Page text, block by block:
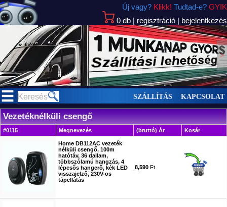
0 db | regisztráció | bejelentkezés
Új vagy? Klikk! Tudtad-e? GYIK
>
SZÁLLÍTÁS KAPCSOLAT
Vezetéknélküli csengő
#0115 Megnevezés (bruttó) Ár Kosár
Home DB112AC vezeték
nélküli csengő, 100m
hatótáv, 36 dallam,
többszólamú hangzás, 4
lépcsős hangerő, kék LED
visszajelző, 230V-os
tápellátás
8,590 Ft